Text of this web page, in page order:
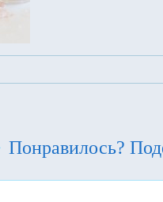
Понравилось?